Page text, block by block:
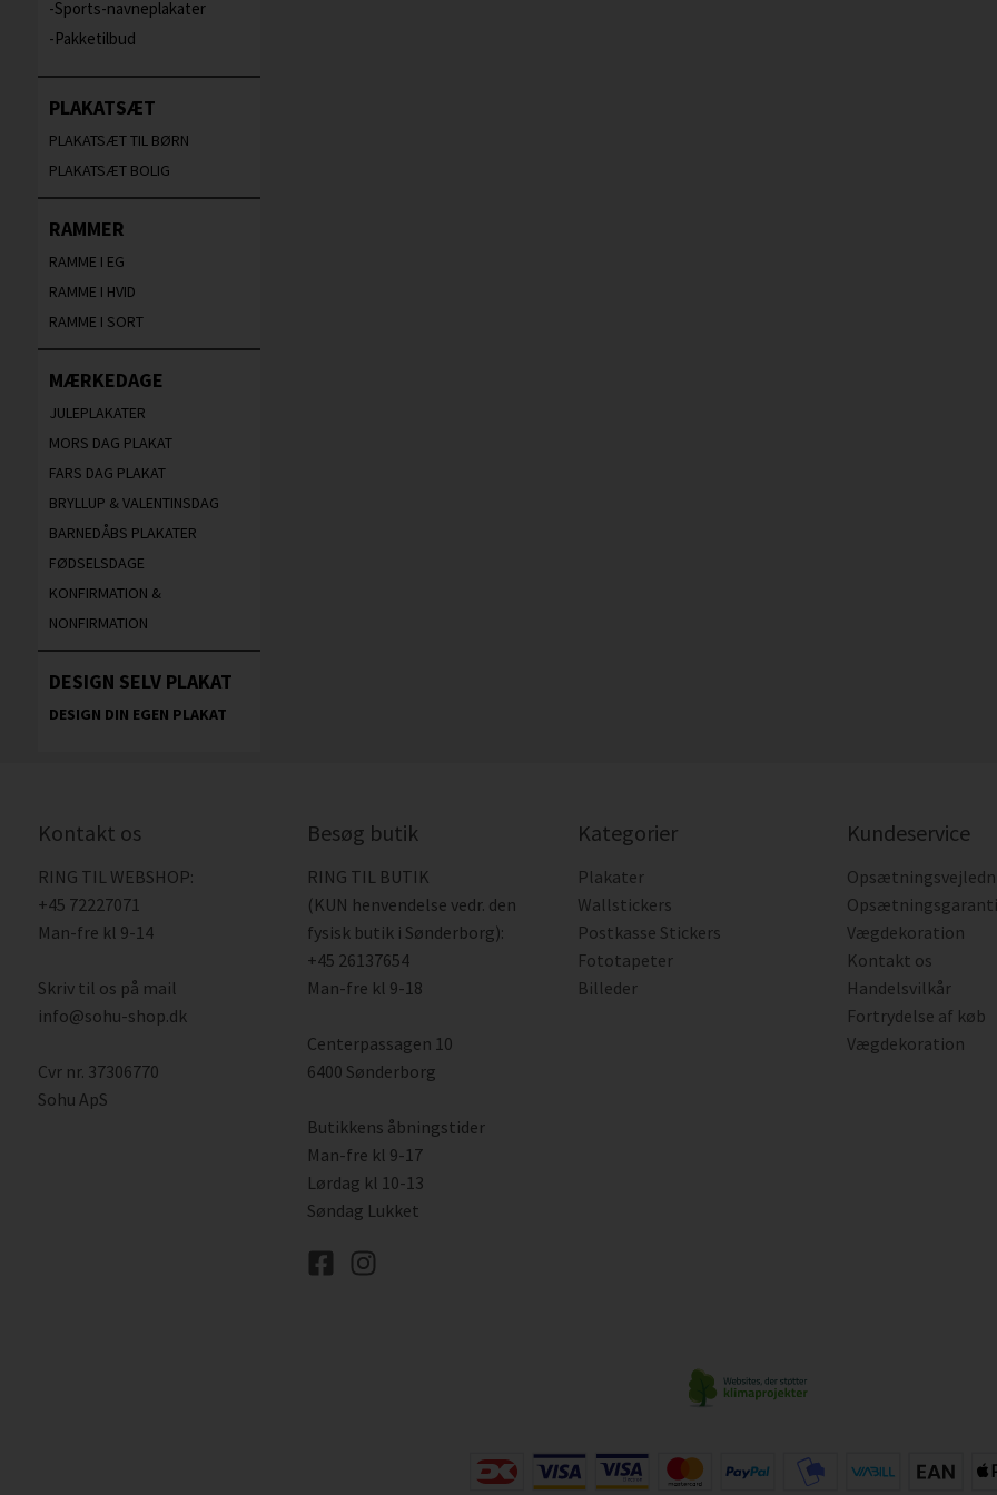
Sports-navneplakater
Pakketilbud
PLAKATSÆT
PLAKATSÆT TIL BØRN
PLAKATSÆT BOLIG
RAMMER
RAMME I EG
RAMME I HVID
RAMME I SORT
MÆRKEDAGE
JULEPLAKATER
MORS DAG PLAKAT
FARS DAG PLAKAT
BRYLLUP & VALENTINSDAG
BARNEDÅBS PLAKATER
FØDSELSDAGE
KONFIRMATION &
NONFIRMATION
DESIGN SELV PLAKAT
DESIGN DIN EGEN PLAKAT
Kontakt os
RING TIL WEBSHOP:
+45 72227071
Man-fre kl 9-14
Skriv til os på mail
info@sohu-shop.dk
Cvr nr. 37306770
Sohu ApS
Besøg butik
RING TIL BUTIK
(KUN henvendelse vedr. den
fysisk butik i Sønderborg):
+45 26137654
Man-fre kl 9-18
Centerpassagen 10
6400 Sønderborg
Butikkens åbningstider
Man-fre kl 9-17
Lørdag kl 10-13
Søndag Lukket
Kategorier
Plakater
Wallstickers
Postkasse Stickers
Fototapeter
Billeder
Kundeservice
Vægdekoration
Kontakt os
Handelsvilkår
Fortrydelse af køb
Vægdekoration